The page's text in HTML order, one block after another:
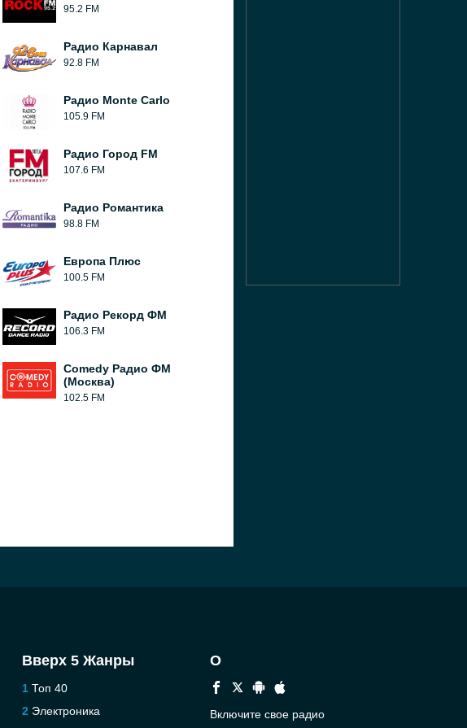
95.2 FM
Радио Карнавал
92.8 FM
Радио Monte Carlo
105.9 FM
Радио Город FM
107.6 FM
Радио Романтика
98.8 FM
Европа Плюс
100.5 FM
Радио Рекорд ФМ
106.3 FM
Comedy Радио ФМ
(Москва)
102.5 FM
Вверх 5 Жанры
Топ 40
Электроника
О
Включите свое радио